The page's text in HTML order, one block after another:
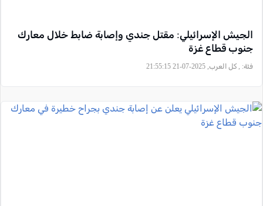
الجيش الإسرائيلي: مقتل جندي وإصابة ضابط خلال معارك
جنوب قطاع غزة
فئة: , كل العرب, 2025-07-21 21:55:15